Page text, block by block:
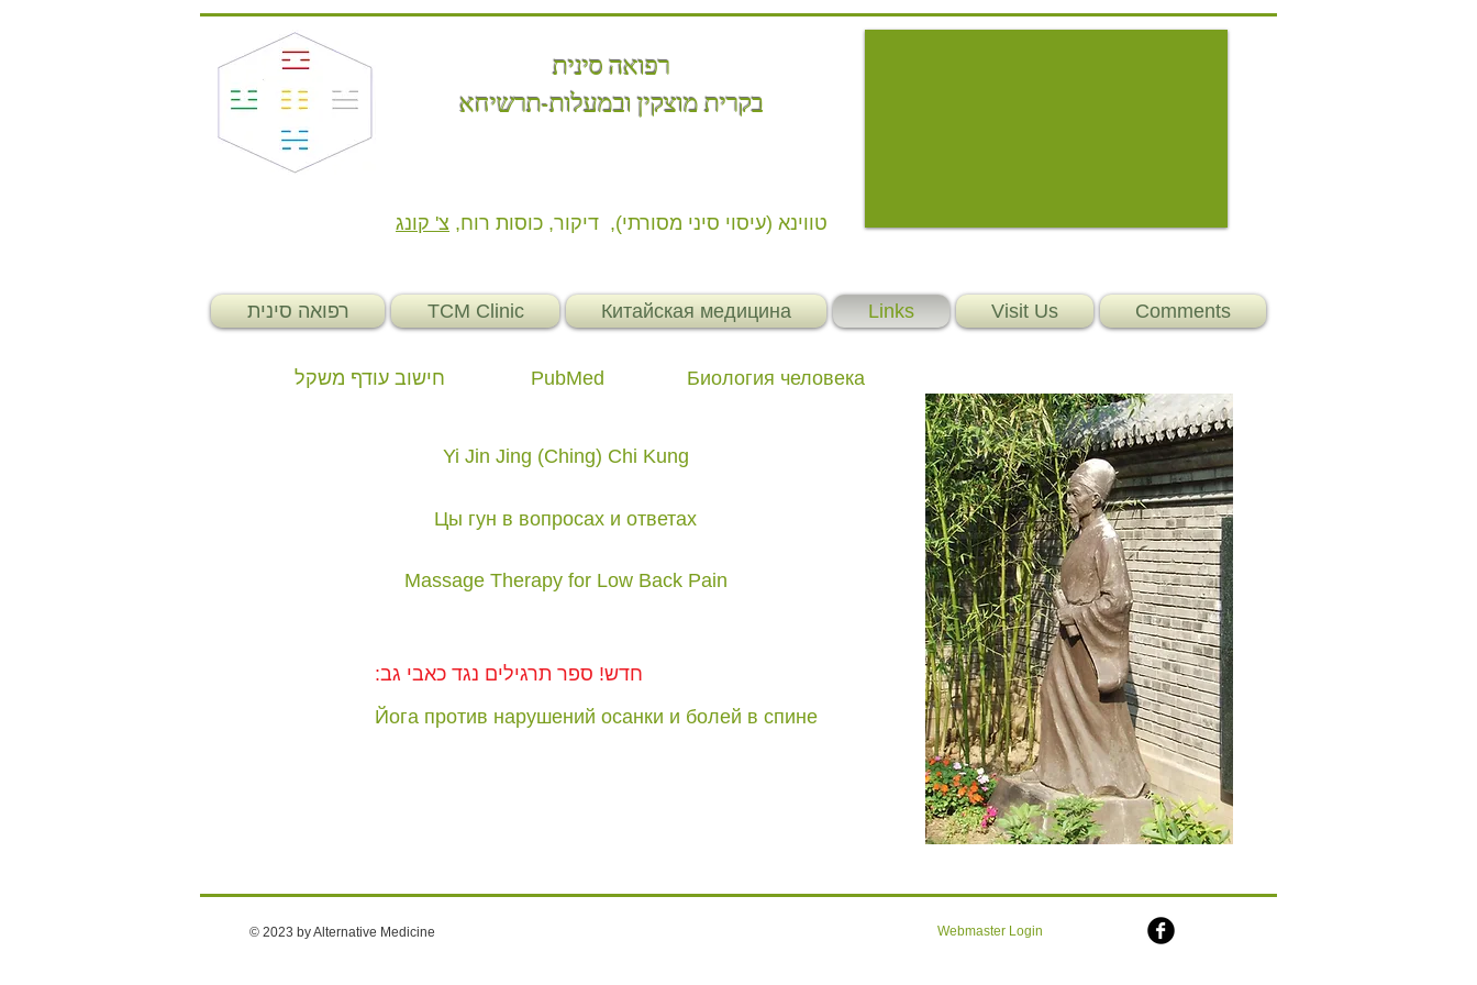
רפואה סינית
בקרית מוצקין ובמעלות-תרשיחא
טווינא (עיסוי סיני מסורתי), דיקור, כוסות רוח , צ' קונג
רפואה סינית TCM Clinic Китайская медицина Links Visit Us Comments
חישוב עודף משקל PubMed Биология человека
Yi Jin Jing (Ching) Chi Kung
Цы гун в вопросах и ответах
Massage Therapy for Low Back Pain
:חדש! ספר תרגילים נגד כאבי גב
Йога против нарушений осанки и болей в спине
© 2023 by Alternative Medicine Webmaster Login